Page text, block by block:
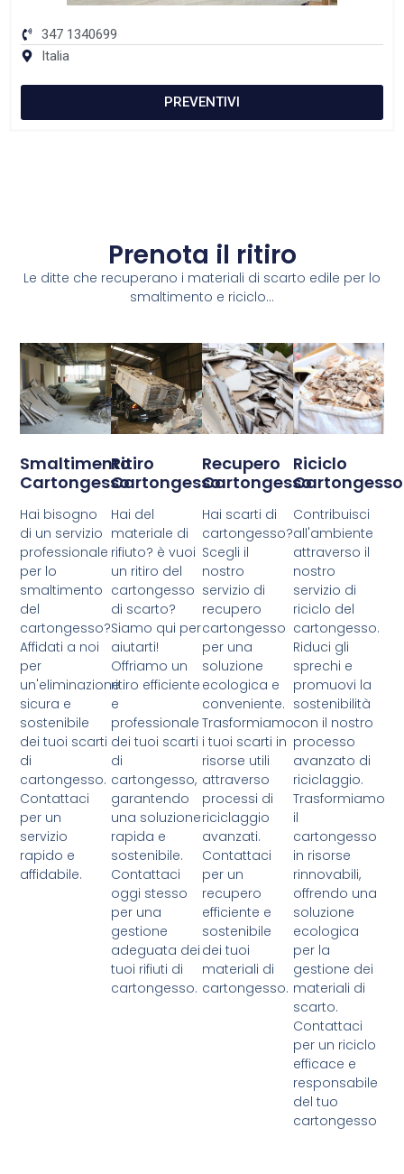
347 1340699
Italia
PREVENTIVI
Prenota il ritiro
Le ditte che recuperano i materiali di scarto edile per lo
smaltimento e riciclo...
Smaltimento
Cartongesso
Hai bisogno
di un servizio
professionale
per lo
smaltimento
del
cartongesso?
Affidati a noi
per
un'eliminazione
sicura e
sostenibile
dei tuoi scarti
di
cartongesso.
Contattaci
per un
servizio
rapido e
affidabile.
Ritiro
Cartongesso
Hai del
materiale di
rifiuto? è vuoi
un ritiro del
cartongesso
di scarto?
Siamo qui per
aiutarti!
Offriamo un
ritiro efficiente
e
professionale
dei tuoi scarti
di
cartongesso,
garantendo
una soluzione
rapida e
sostenibile.
Contattaci
oggi stesso
per una
gestione
adeguata dei
tuoi rifiuti di
cartongesso.
Recupero
Cartongesso
Hai scarti di
cartongesso?
Scegli il
nostro
servizio di
recupero
cartongesso
per una
soluzione
ecologica e
conveniente.
Trasformiamo
i tuoi scarti in
risorse utili
attraverso
processi di
riciclaggio
avanzati.
Contattaci
per un
recupero
efficiente e
sostenibile
dei tuoi
materiali di
cartongesso.
Riciclo
Cartongesso
Contribuisci
all'ambiente
attraverso il
nostro
servizio di
riciclo del
cartongesso.
Riduci gli
sprechi e
promuovi la
sostenibilità
con il nostro
processo
avanzato di
riciclaggio.
Trasformiamo
il
cartongesso
in risorse
rinnovabili,
offrendo una
soluzione
ecologica
per la
gestione dei
materiali di
scarto.
Contattaci
per un riciclo
efficace e
responsabile
del tuo
cartongesso